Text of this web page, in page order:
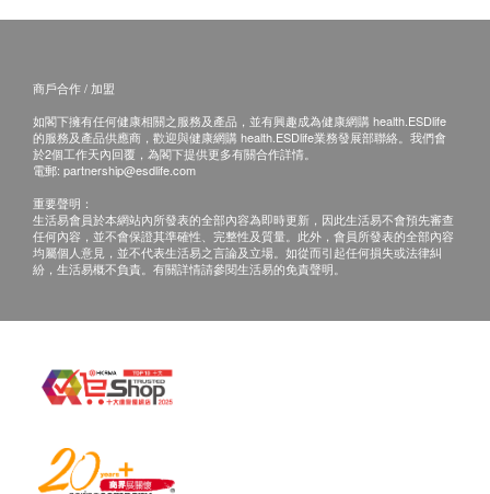
此服務/產品的錯漏或延誤，或因使用此服務/產品而引
health.ESDlife概不負責。一切有關的索償或查詢，須
向提供服務之體檢中心或商戶提出。
商戶合作 / 加盟
如閣下擁有任何健康相關之服務及產品，並有興趣成為健康網購 health.ESDlife
的服務及產品供應商，歡迎與健康網購 health.ESDlife業務發展部聯絡。我們會
於2個工作天內回覆，為閣下提供更多有關合作詳情。
電郵: partnership@esdlife.com
重要聲明：
生活易會員於本網站內所發表的全部內容為即時更新，因此生活易不會預先審查
任何內容，並不會保證其準確性、完整性及質量。此外，會員所發表的全部內容
均屬個人意見，並不代表生活易之言論及立場。如從而引起任何損失或法律糾
紛，生活易概不負責。有關詳情請參閱生活易的免責聲明。